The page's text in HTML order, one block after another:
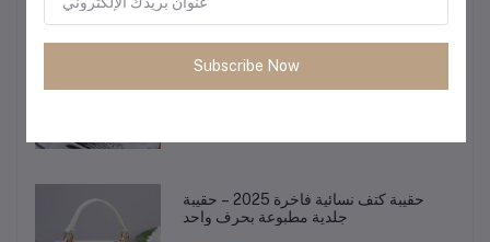
أكثر المنتجات مبيعًا
حقيبة كتف نسائية فاخرة 2025 – حقيبة
جلدية مطبوعة بحرف واحد
Subscribe Now